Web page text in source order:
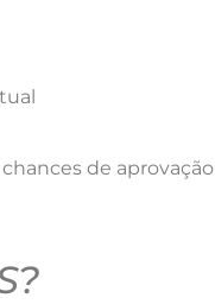
de aprovação